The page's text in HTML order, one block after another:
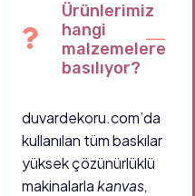
Okul koridorlarımızda
öğrencilerin ilgisini
çeken canlı tablolar
daha enerjik.
Teşekkürler
duvardekoru.com!
Ürünlerimiz
hangi
malzemelere
basılıyor?
duvardekoru.com’da
kullanılan tüm baskılar
yüksek çözünürlüklü
makinalarlakanvas,